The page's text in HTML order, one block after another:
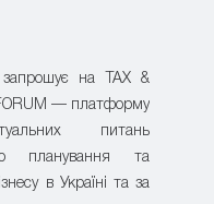
запрошує на TAX &
— платформу
питань
планування та
в Україні та за